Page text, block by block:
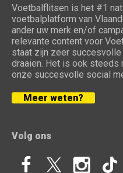
Voetbalflitsen is het #1
voetbalplatform van
ander uw merk en/of
relevante content voor
staat zijn zeer
draaien. Het is ook steeds
onze succesvolle social
Meer weten?
Volg ons